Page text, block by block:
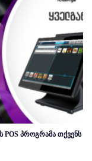
POS პროგრამა თქვენს